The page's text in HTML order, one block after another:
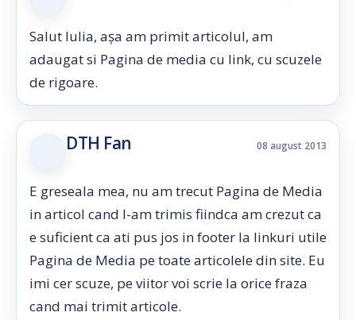
Salut Iulia, aşa am primit articolul, am
adaugat si Pagina de media cu link, cu scuzele
de rigoare.
DTH Fan 08 august 2013
E greseala mea, nu am trecut Pagina de Media
in articol cand l-am trimis fiindca am crezut ca
e suficient ca ati pus jos in footer la linkuri utile
Pagina de Media pe toate articolele din site. Eu
imi cer scuze, pe viitor voi scrie la orice fraza
cand mai trimit articole.